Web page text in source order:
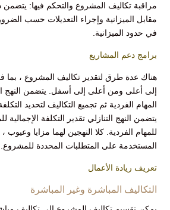
مراقبة تكاليف المشروع والتحكم فيها: يتضمن
مقابل الميزانية وإجراء التعديلات حسب
في حدود الميزانية.
برامج دعم المشاريع
هناك عدة طرق لتقدير تكاليف المشروع ،
إلى أعلى ومن أعلى إلى أسفل. يتضمن النهج
المهام الفردية ثم تجميع التكاليف لتحديد
يتضمن النهج التنازلي تقدير التكلفة
للمهام الفردية. كلا النهجين لهما مزايا وعيوب
المستخدمة على المتطلبات المحددة للمشروع.
تعريف ريادة الأعمال
التكاليف المباشرة وغير المباشرة